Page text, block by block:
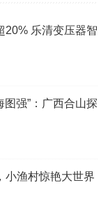
20% 乐清变压器智
图强”：广西合山探
小渔村惊艳大世界